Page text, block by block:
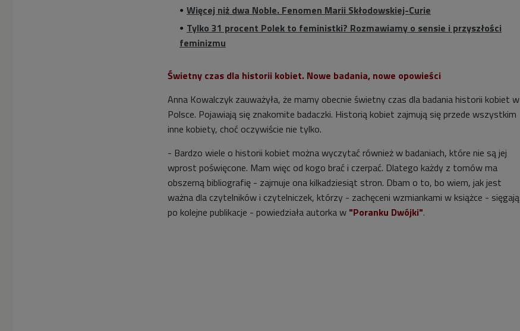
Więcej niż dwa Noble. Fenomen Marii Skłodowskiej-Curie
Tylko 31 procent Polek to feministki? Rozmawiamy o sensie i przyszłości
feminizmu
Świetny czas dla historii kobiet. Nowe badania, nowe opowieści
Anna Kowalczyk zauważyła, że mamy obecnie świetny czas dla badania historii kobiet w
Polsce. Pojawiają się znakomite badaczki. Historią kobiet zajmują się przede wszystkim
inne kobiety, choć oczywiście nie tylko.
- Bardzo wiele o historii kobiet można wyczytać również w badaniach, które nie są jej
wprost poświęcone. Mam więc od kogo brać i czerpać. Dlatego każdy z tomów ma
obszerną bibliografię - zajmuje ona kilkadziesiąt stron. Dbam o to, bo wiem, jak jest
ważna dla czytelników i czytelniczek, którzy - zachęceni wzmiankami w książce - sięgają
po kolejne publikacje - powiedziała autorka w "Poranku Dwójki".